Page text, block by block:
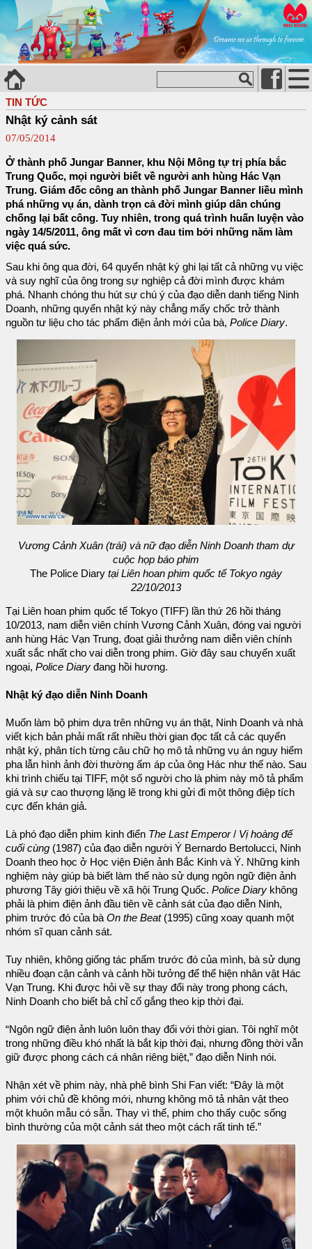
TIN TỨC
Nhật ký cảnh sát
07/05/2014
Ở thành phố Jungar Banner, khu Nội Mông tự trị phía bắc
Trung Quốc, mọi người biết về người anh hùng Hác Vạn
Trung. Giám đốc công an thành phố Jungar Banner liều mình
phá những vụ án, dành trọn cả đời mình giúp dân chúng
chống lại bất công. Tuy nhiên, trong quá trình huấn luyện vào
ngày 14/5/2011, ông mất vì cơn đau tim bởi những năm làm
việc quá sức.
Sau khi ông qua đời, 64 quyển nhật ký ghi lại tất cả những vụ việc
và suy nghĩ của ông trong sự nghiệp cả đời mình được khám
phá. Nhanh chóng thu hút sự chú ý của đạo diễn danh tiếng Ninh
Doanh, những quyển nhật ký này chẳng mấy chốc trở thành
nguồn tư liệu cho tác phẩm điện ảnh mới của bà, Police Diary.
Vương Cảnh Xuân (trái) và nữ đạo diễn Ninh Doanh tham dự
cuộc họp báo phim
The Police Diary tại Liên hoan phim quốc tế Tokyo ngày
22/10/2013
Tại Liên hoan phim quốc tế Tokyo (TIFF) lần thứ 26 hồi tháng
10/2013, nam diễn viên chính Vương Cảnh Xuân, đóng vai người
anh hùng Hác Vạn Trung, đoạt giải thưởng nam diễn viên chính
xuất sắc nhất cho vai diễn trong phim. Giờ đây sau chuyến xuất
ngoại, Police Diary đang hồi hương.
Nhật ký đạo diễn Ninh Doanh
Muốn làm bộ phim dựa trên những vụ án thật, Ninh Doanh và nhà
viết kịch bản phải mất rất nhiều thời gian đọc tất cả các quyển
nhật ký, phân tích từng câu chữ họ mô tả những vụ án nguy hiểm
pha lẫn hình ảnh đời thường ấm áp của ông Hác như thế nào. Sau
khi trình chiếu tại TIFF, một số người cho là phim này mô tả phẩm
giá và sự cao thượng lặng lẽ trong khi gửi đi một thông điệp tích
cực đến khán giả.
Là phó đạo diễn phim kinh điển The Last Emperor/ Vị hoàng đế
cuối cùng (1987) của đạo diễn người Ý Bernardo Bertolucci, Ninh
Doanh theo học ở Học viện Điện ảnh Bắc Kinh và Ý. Những kinh
nghiệm này giúp bà biết làm thế nào sử dụng ngôn ngữ điện ảnh
phương Tây giới thiệu về xã hội Trung Quốc. Police Diary không
phải là phim điện ảnh đầu tiên về cảnh sát của đạo diễn Ninh,
phim trước đó của bàOn the Beat(1995) cũng xoay quanh một
nhóm sĩ quan cảnh sát.
Tuy nhiên, không giống tác phẩm trước đó của mình, bà sử dụng
nhiều đoạn cận cảnh và cảnh hồi tưởng để thể hiện nhân vật Hác
Vạn Trung. Khi được hỏi về sự thay đổi này trong phong cách,
Ninh Doanh cho biết bả chỉ cố gắng theo kịp thời đại.
“Ngôn ngữ điện ảnh luôn luôn thay đổi với thời gian. Tôi nghĩ một
trong những điều khó nhất là bắt kịp thời đại, nhưng đồng thời vẫn
giữ được phong cách cá nhân riêng biệt,” đạo diễn Ninh nói.
Nhận xét về phim này, nhà phê bình Shi Fan viết: “Đây là một
phim với chủ đề không mới, nhưng không mô tả nhân vật theo
một khuôn mẫu có sẵn. Thay vì thế, phim cho thấy cuộc sống
bình thường của một cảnh sát theo một cách rất tinh tế.”